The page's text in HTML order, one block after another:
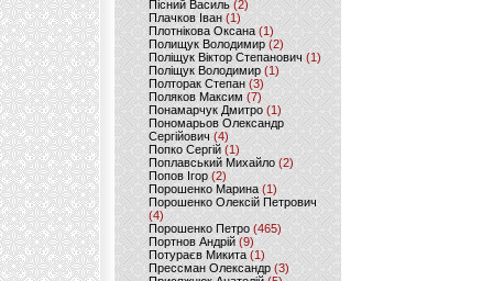
Пісний Василь (2)
Плачков Іван(1)
Плотнікова Оксана (1)
Полищук Володимир(2)
Поліщук Віктор Степанович(1)
Поліщук Володимир (1)
Полторак Степан(3)
Поляков Максим (7)
Понамарчук Дмитро (1)
Пономарьов Олександр
Сергійович(4)
Попко Сергій (1)
Поплавський Михайло (2)
Попов Ігор(2)
Порошенко Марина (1)
Порошенко Олексій Петрович
(4)
Порошенко Петро (465)
Портнов Андрій (9)
Потураєв Микита(1)
Прессман Олександр(3)